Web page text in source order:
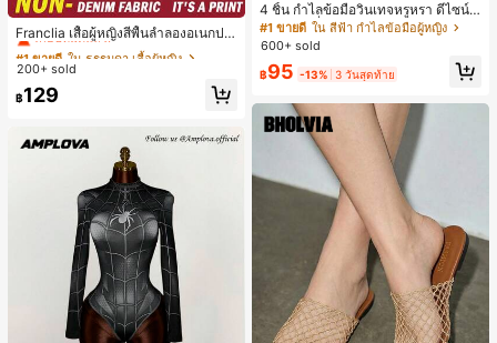
Franclia เสื้อผู้หญิงสีพื้นลำลองอเนกปร
ะสงค์สำหรับใส่ประจำวัน
#1 ขายดี ใน ธรรมดา เสื้อผู้หญิง
เกือบหมดแล้ว!
#1 ขายดี ใน ธรรมดา เสื้อผู้หญิง
เกือบหมดแล้ว!
#1 ขายดี ใน ธรรมดา เสื้อผู้หญิง
เกือบหมดแล้ว!
#1 ขายดี
200+ sold
฿129
4 ชิ้น กำไลข้อมือวินเทจหรูหรา ดีไซน์มิ
นิมอลแฟชั่น เหมาะสำหรับใส่ในชีวิตปร
ะจำวัน อะคริลิก เหมาะสำหรับใส่ในชีวิ
รับผู้หญิง
#1 ขายดี ใน สีฟ้า กำไลข้อมือผู้หญิง
600+ sold
฿95 -13% 3 วันสุดท้าย